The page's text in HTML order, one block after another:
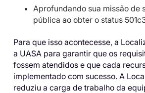
Aprofundando sua missão de
pública ao obter o status
Para que isso acontecesse, a
a UASA para garantir que os
fossem atendidos e que cada
implementado com sucesso. A
reduziu a carga de trabalho da